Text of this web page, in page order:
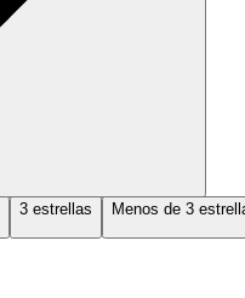
3 estrellas Menos de 3